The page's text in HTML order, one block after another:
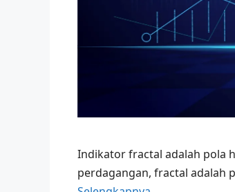
Indikator fractal adalah pola
perdagangan, fractal adalah